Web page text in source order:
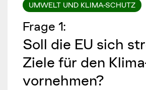
UMWELT UND KLIMA-SCHUTZ
Frage 1:
Soll die EU sich
Ziele für den
vornehmen?